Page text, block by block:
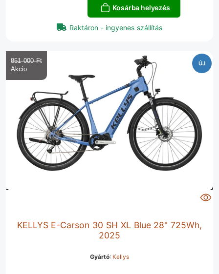
Kosárba helyezés
Raktáron - ingyenes szállítás
ÚJ
KELLYS E-Carson 30 SH XL Blue 28" 725Wh,
2025
Gyártó: Kellys
851 000 Ft‎